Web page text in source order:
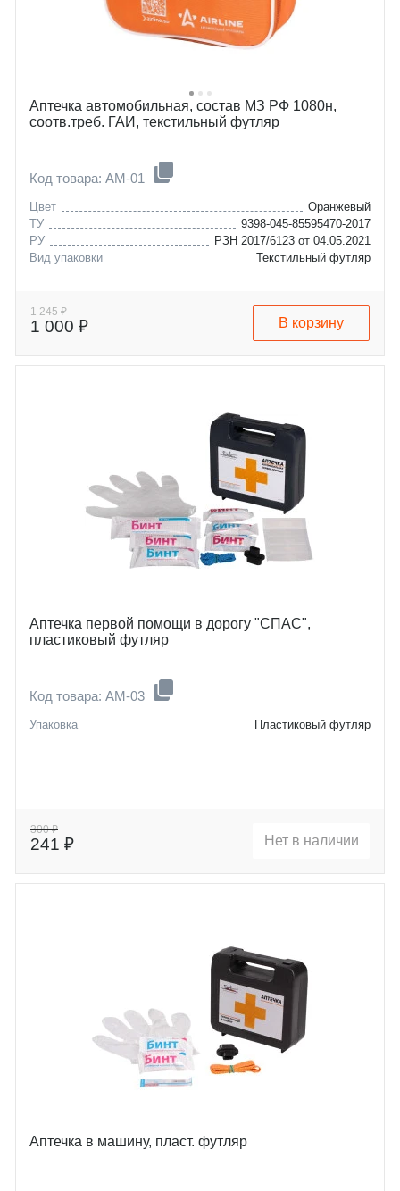
Аптечка автомобильная, состав МЗ РФ 1080н,
соотв.треб. ГАИ, текстильный футляр
Код товара: AM-01
Цвет
Оранжевый
ТУ
9398-045-85595470-2017
РУ
РЗН 2017/6123 от 04.05.2021
Вид упаковки
Текстильный футляр
1 245 ₽
1 000 ₽ В корзину
Аптечка первой помощи в дорогу "СПАС",
пластиковый футляр
Код товара: AM-03
Упаковка Пластиковый футляр
300 ₽
241 ₽ Нет в наличии
Аптечка в машину, пласт. футляр